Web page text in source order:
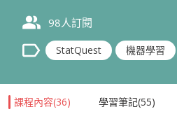
people_alt 98人訂閱
label StatQuest 機器學習
課程內容(36) 學習筆記(55)